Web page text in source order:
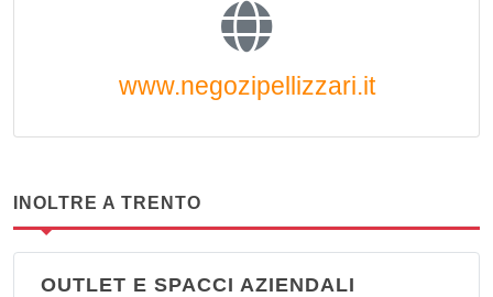
www.negozipellizzari.it
INOLTRE A TRENTO
OUTLET E SPACCI AZIENDALI